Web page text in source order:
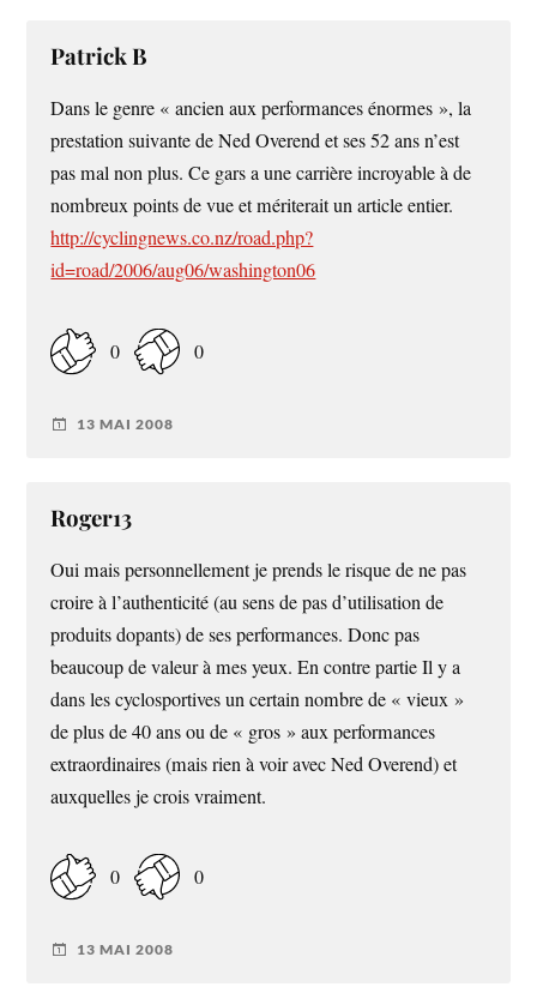
Patrick B
Dans le genre « ancien aux performances énormes », la
prestation suivante de Ned Overend et ses 52 ans n’est
pas mal non plus. Ce gars a une carrière incroyable à de
nombreux points de vue et mériterait un article entier.
http://cyclingnews.co.nz/road.php?
id=road/2006/aug06/washington06
0 0
13 MAI 2008
Roger13
Oui mais personnellement je prends le risque de ne pas
croire à l’authenticité (au sens de pas d’utilisation de
produits dopants) de ses performances. Donc pas
beaucoup de valeur à mes yeux. En contre partie Il y a
dans les cyclosportives un certain nombre de « vieux »
de plus de 40 ans ou de « gros » aux performances
extraordinaires (mais rien à voir avec Ned Overend) et
auxquelles je crois vraiment.
0 0
13 MAI 2008